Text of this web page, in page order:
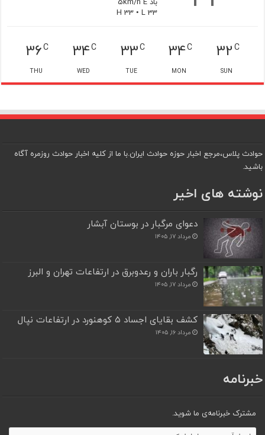
H 33 • L 33
32C
SUN
34C
MON
33C
TUE
34C
WED
36C
THU
حوادث پلاس،مرجع اخبار حوزه حوادث ایران.با ما از کلیه اخبار حوادث روزمره آگاه
باشید.
نوشته های اخیر
دعوای مرگبار در بوستان آبشار
مرداد ۱۷, ۱۴۰۵
رگبار باران و رعدوبرق در ارتفاعات تهران و البرز
مرداد ۱۷, ۱۴۰۵
کشف بقایای اجساد ۵ کوهنورد در ارتفاعات نپال
مرداد ۱۶, ۱۴۰۵
خبرنامه
مشترک خبرنامه‌ی ما شوید.